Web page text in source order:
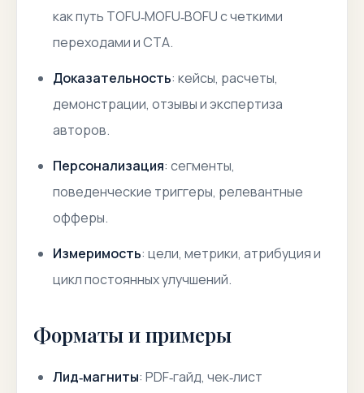
как путь TOFU‑MOFU‑BOFU с четкими
переходами и CTA.
Доказательность: кейсы, расчеты,
демонстрации, отзывы и экспертиза
авторов.
Персонализация: сегменты,
поведенческие триггеры, релевантные
офферы.
Измеримость: цели, метрики, атрибуция и
цикл постоянных улучшений.
Форматы и примеры
Лид‑магниты: PDF‑гайд, чек‑лист